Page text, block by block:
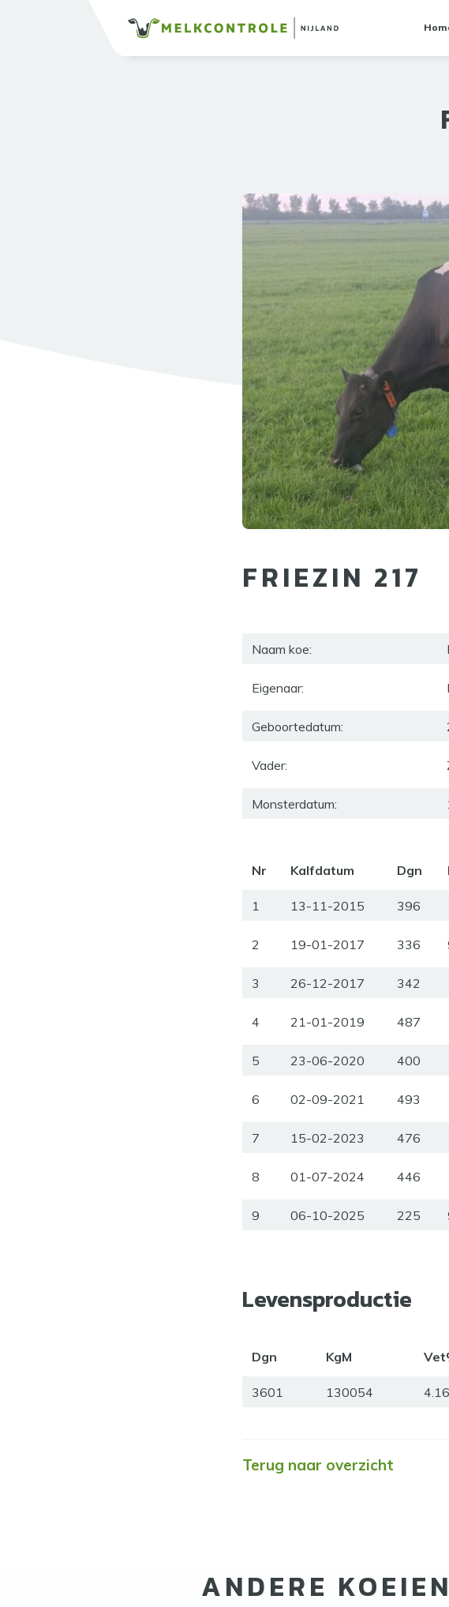
FRIEZIN 217
Naam koe:
Eigenaar:
Geboortedatum:
Vader:
Monsterdatum:
Nr Kalfdatum Dgn
1 13-11-2015 396
2 19-01-2017 336
3 26-12-2017 342
4 21-01-2019 487
5 23-06-2020 400
6 02-09-2021 493
7 15-02-2023 476
8 01-07-2024 446
9 06-10-2025 225
Levensproductie
Dgn KgM
3601 130054 4.16
Terug naar overzicht
ANDERE KOEIEN